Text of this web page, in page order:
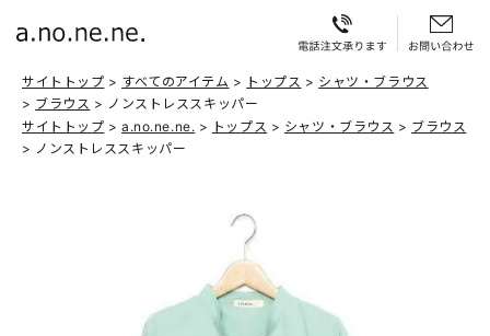
サイトトップ すべてのアイテム トップス
シャツ・ブラウス
ブラウス
ノンストレススキッパー
サイトトップ
a.no.ne.ne. トップス シャツ・ブラウス
ブラウス
ノンストレススキッパー